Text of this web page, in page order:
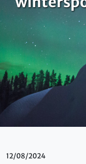
12/08/2024